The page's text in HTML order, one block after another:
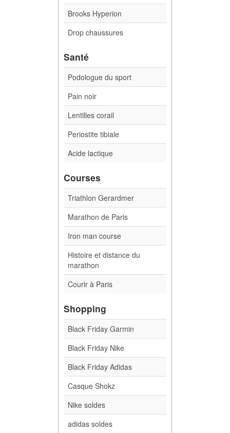
Brooks Hyperion
Drop chaussures
Santé
Podologue du sport
Pain noir
Lentilles corail
Periostite tibiale
Acide lactique
Courses
Triathlon Gerardmer
Marathon de Paris
Iron man course
Histoire et distance du
marathon
Courir à Paris
Shopping
Black Friday Garmin
Black Friday Nike
Black Friday Adidas
Casque Shokz
Nike soldes
adidas soldes